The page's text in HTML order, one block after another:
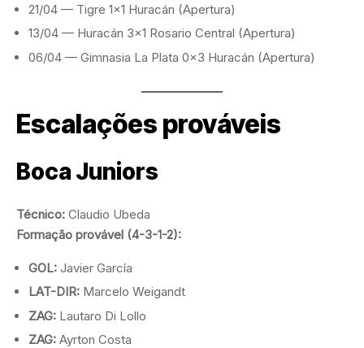
21/04 — Tigre 1×1 Huracán (Apertura)
13/04 — Huracán 3×1 Rosario Central (Apertura)
06/04 — Gimnasia La Plata 0×3 Huracán (Apertura)
Escalações prováveis
Boca Juniors
Técnico: Claudio Ubeda
Formação provável (4-3-1-2):
GOL: Javier García
LAT-DIR: Marcelo Weigandt
ZAG: Lautaro Di Lollo
ZAG: Ayrton Costa